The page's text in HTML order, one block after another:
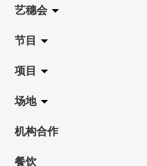
艺穗会
关于艺穗会
艺穗会的演化
使命与宗旨
艺穗会架构
档案库
节目
拉阔
展览
演出
活动
项目
Jazz-Go-Central, Jazz-Go-Fringe
LPL
2015-16 艺术场地资助计划
场地
陈丽玲划廊
奶库
机构合作
餐饮